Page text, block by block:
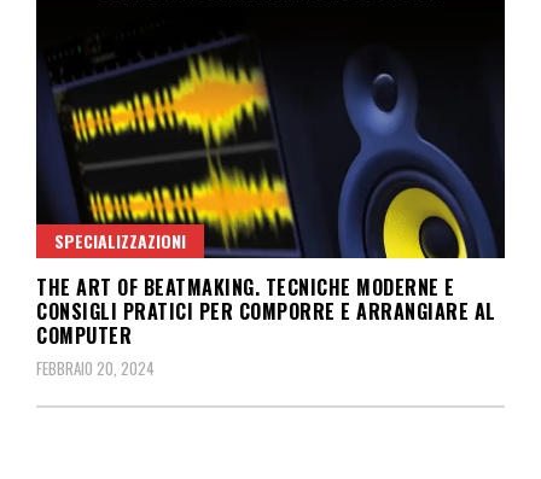
SPECIALIZZAZIONI
THE ART OF BEATMAKING. TECNICHE MODERNE E
CONSIGLI PRATICI PER COMPORRE E ARRANGIARE AL
COMPUTER
FEBBRAIO 20, 2024